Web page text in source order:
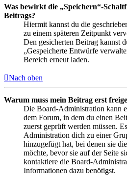
Was bewirkt die „Speichern“-
Beitrags?
Hiermit kannst du die
zu einem späteren Zeitpunkt
Den gesicherten Beitrag kannst
„Gespeicherte Entwürfe
Bereich erneut laden.
Nach oben
Warum muss mein Beitrag erst
Die Board-Administration kann
dem Forum, in dem du einen
zuerst geprüft werden müssen.
Administration dich zu einer
hinzugefügt hat, bei denen sie
möchte, bevor sie auf der Seite
kontaktiere die Board-
Informationen dazu benötigst.